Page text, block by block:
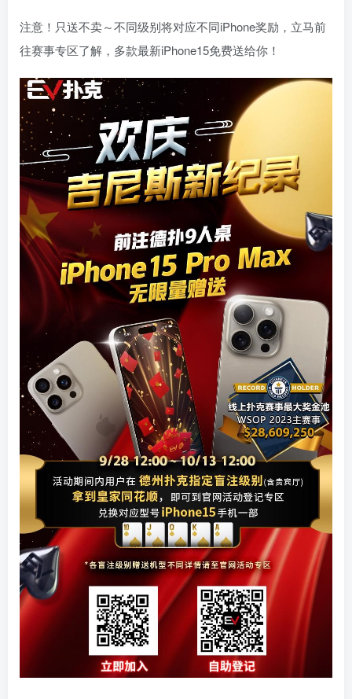
注意！只送不卖～不同级别将对应不同iPhone奖励，立马前
往赛事专区了解，多款最新iPhone15免费送给你！